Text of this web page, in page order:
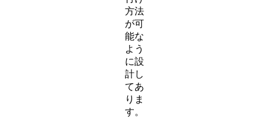
方法
が可
能な
よう
に設
計し
てあ
りま
す。